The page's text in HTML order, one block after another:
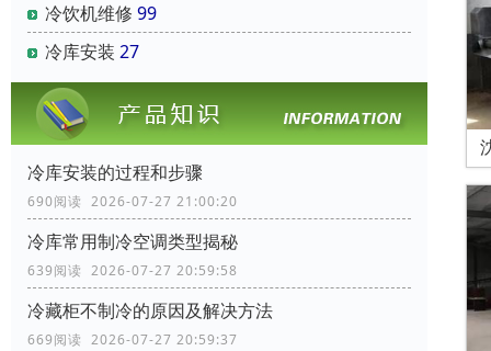
冷饮机维修 99
冷库安装 27
冷库安装的过程和步骤
690阅读 2026-07-27 21:00:20
冷库常用制冷空调类型揭秘
639阅读 2026-07-27 20:59:58
冷藏柜不制冷的原因及解决方法
669阅读 2026-07-27 20:59:37